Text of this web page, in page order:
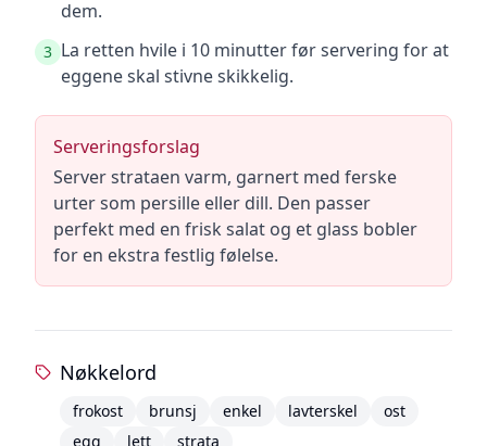
dem.
3 La retten hvile i 10 minutter før servering for at
eggene skal stivne skikkelig.
Serveringsforslag
Server strataen varm, garnert med ferske
urter som persille eller dill. Den passer
perfekt med en frisk salat og et glass bobler
for en ekstra festlig følelse.
Nøkkelord
frokost brunsj enkel lavterskel
ost
egg
lett strata